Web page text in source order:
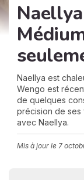
Naellya est
Wengo est
de quelques
précision de ses
avec Naellya.
Mis à jour le 7